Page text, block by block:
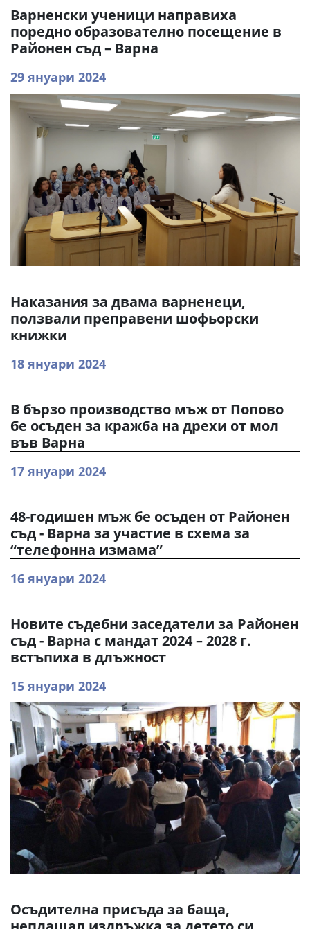
Варненски ученици направиха
поредно образователно посещение в
Районен съд – Варна
29 януари 2024
Наказания за двама варненеци,
ползвали преправени шофьорски
книжки
18 януари 2024
В бързо производство мъж от Попово
бе осъден за кражба на дрехи от мол
във Варна
17 януари 2024
48-годишен мъж бе осъден от Районен
съд - Варна за участие в схема за
“телефонна измама”
16 януари 2024
Новите съдебни заседатели за Районен
съд - Варна с мандат 2024 – 2028 г.
встъпиха в длъжност
15 януари 2024
Осъдителна присъда за баща,